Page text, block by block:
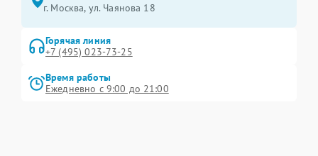
г. Москва, ул. Чаянова 18
Горячая линия
+7 (495) 023-73-25
Время работы
Ежедневно с 9:00 до 21:00